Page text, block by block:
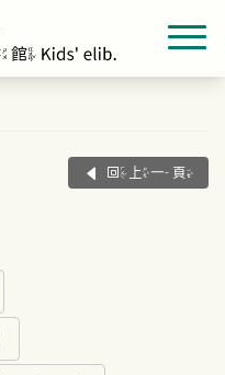
回上一頁